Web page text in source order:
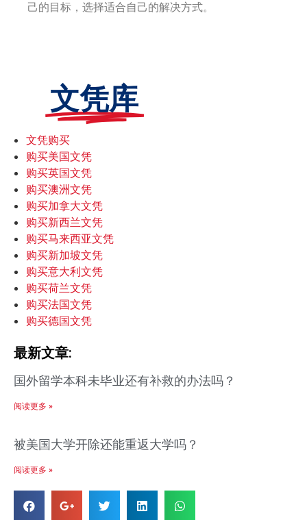
己的目标，选择适合自己的解决方式。
文凭库
文凭购买
购买美国文凭
购买英国文凭
购买澳洲文凭
购买加拿大文凭
购买新西兰文凭
购买马来西亚文凭
购买新加坡文凭
购买意大利文凭
购买荷兰文凭
购买法国文凭
购买德国文凭
最新文章:
国外留学本科未毕业还有补救的办法吗？
阅读更多 »
被美国大学开除还能重返大学吗？
阅读更多 »